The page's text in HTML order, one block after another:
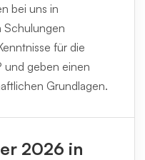
bei uns in
Schulungen
für die
und geben einen
Grundlagen.
2026 in